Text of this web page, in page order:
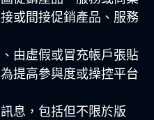
或間接促銷產品、服務
由虛假或冒充帳戶張貼
提高參與度或操控平台
息，包括但不限於版